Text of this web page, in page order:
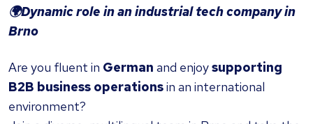
🌍Dynamic role in an industrial tech company in
Brno
Are you fluent in German and enjoysupporting
B2B business operationsin an international
environment?